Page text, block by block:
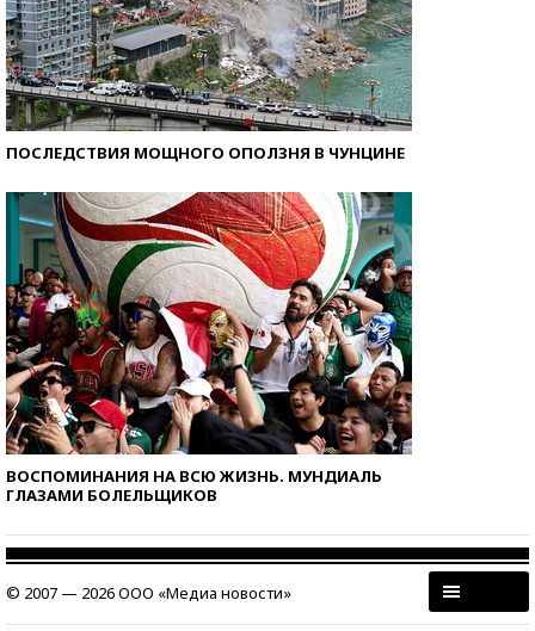
ПОСЛЕДСТВИЯ МОЩНОГО ОПОЛЗНЯ В ЧУНЦИНЕ
ВОСПОМИНАНИЯ НА ВСЮ ЖИЗНЬ. МУНДИАЛЬ
ГЛАЗАМИ БОЛЕЛЬЩИКОВ
© 2007 — 2026 ООО «Медиа новости»